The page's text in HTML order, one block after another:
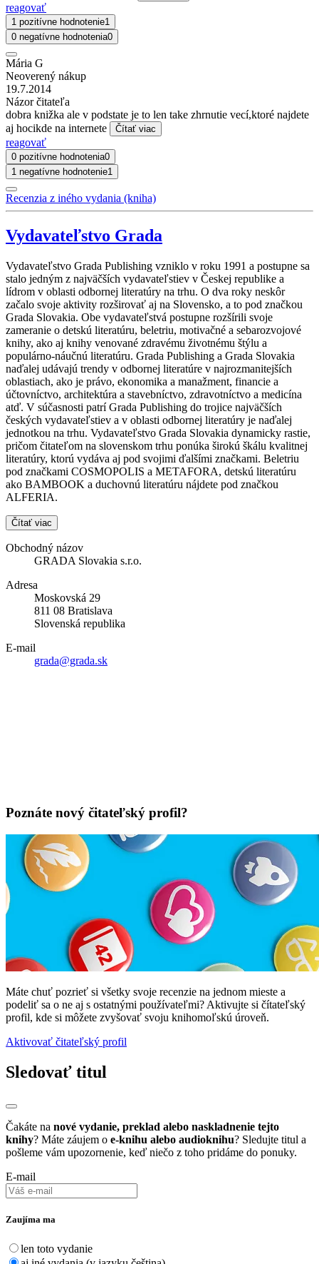
reagovať
1 pozitívne hodnotenie1
0 negatívne hodnotenia0
Mária G
Neoverený nákup
19.7.2014
Názor čitateľa
dobra knižka ale v podstate je to len take zhrnutie vecí,ktoré najdete
aj hocikde na internete
Čítať viac
reagovať
0 pozitívne hodnotenia0
1 negatívne hodnotenie1
Recenzia z iného vydania (kniha)
Vydavateľstvo Grada
Vydavateľstvo Grada Publishing vzniklo v roku 1991 a postupne sa
stalo jedným z najväčších vydavateľstiev v Českej republike a
lídrom v oblasti odbornej literatúry na trhu. O dva roky neskôr
začalo svoje aktivity rozširovať aj na Slovensko, a to pod značkou
Grada Slovakia. Obe vydavateľstvá postupne rozšírili svoje
zameranie o detskú literatúru, beletriu, motivačné a sebarozvojové
knihy, ako aj knihy venované zdravému životnému štýlu a
populárno-náučnú literatúru. Grada Publishing a Grada Slovakia
naďalej udávajú trendy v odbornej literatúre v najrozmanitejších
oblastiach, ako je právo, ekonomika a manažment, financie a
účtovníctvo, architektúra a stavebníctvo, zdravotníctvo a medicína
atď. V súčasnosti patrí Grada Publishing do trojice najväčších
českých vydavateľstiev a v oblasti odbornej literatúry je naďalej
jednotkou na trhu. Vydavateľstvo Grada Slovakia dynamicky rastie,
pričom čitateľom na slovenskom trhu ponúka širokú škálu kvalitnej
literatúry, ktorú vydáva aj pod svojimi ďalšími značkami. Beletriu
pod značkami COSMOPOLIS a METAFORA, detskú literatúru
ako BAMBOOK a duchovnú literatúru nájdete pod značkou
ALFERIA.
Čítať viac
Obchodný názov
GRADA Slovakia s.r.o.
Adresa
Moskovská 29
811 08 Bratislava
Slovenská republika
E-mail
grada@grada.sk
Poznáte nový čitateľský profil?
Máte chuť pozrieť si všetky svoje recenzie na jednom mieste a
podeliť sa o ne aj s ostatnými používateľmi? Aktivujte si čítateľský
profil, kde si môžete zvyšovať svoju knihomoľskú úroveň.
Aktivovať čitateľský profil
Sledovať titul
Čakáte na nové vydanie, preklad alebo naskladnenie tejto
knihy? Máte záujem o e-knihu alebo audioknihu? Sledujte titul a
pošleme vám upozornenie, keď niečo z toho pridáme do ponuky.
E-mail
Zaujíma ma
len toto vydanie